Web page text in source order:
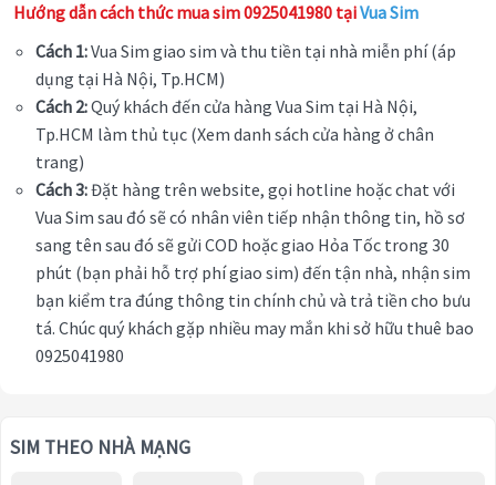
Hướng dẫn cách thức mua sim 0925041980 tạiVua Sim
Cách 1:Vua Sim giao sim và thu tiền tại nhà miễn phí (áp
dụng tại Hà Nội, Tp.HCM)
Cách 2:Quý khách đến cửa hàng Vua Sim tại Hà Nội,
Tp.HCM làm thủ tục (Xem danh sách cửa hàng ở chân
trang)
Cách 3:Đặt hàng trên website, gọi hotline hoặc chat với
Vua Sim sau đó sẽ có nhân viên tiếp nhận thông tin, hồ sơ
sang tên sau đó sẽ gửi COD hoặc giao Hỏa Tốc trong 30
phút (bạn phải hỗ trợ phí giao sim) đến tận nhà, nhận sim
bạn kiểm tra đúng thông tin chính chủ và trả tiền cho bưu
tá. Chúc quý khách gặp nhiều may mắn khi sở hữu thuê bao
0925041980
SIM THEO NHÀ MẠNG